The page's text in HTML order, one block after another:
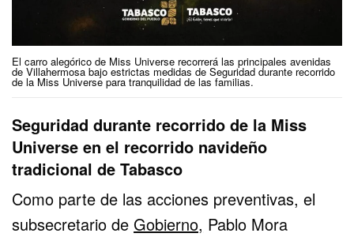
El carro alegórico de Miss Universe recorrerá las principales avenidas
de Villahermosa bajo estrictas medidas de Seguridad durante recorrido
de la Miss Universe para tranquilidad de las familias.
Seguridad durante recorrido de la Miss
Universe en el recorrido navideño
tradicional de Tabasco
Como parte de las acciones preventivas, el
subsecretario de Gobierno, Pablo Mora